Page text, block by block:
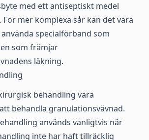
med ett antiseptiskt medel
mer komplexa sår kan det vara
specialförband som
som främjar
läkning.
behandling vara
behandla granulationsvävnad.
används vanligtvis när
inte har haft tillräcklig